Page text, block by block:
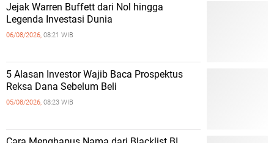
Jejak Warren Buffett dari Nol hingga
Legenda Investasi Dunia
06/08/2026, 08:21 WIB
5 Alasan Investor Wajib Baca Prospektus
Reksa Dana Sebelum Beli
05/08/2026, 08:23 WIB